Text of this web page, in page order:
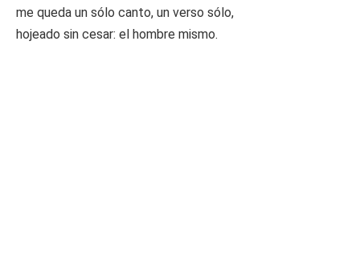
me queda un sólo canto, un verso sólo,
hojeado sin cesar: el hombre mismo.